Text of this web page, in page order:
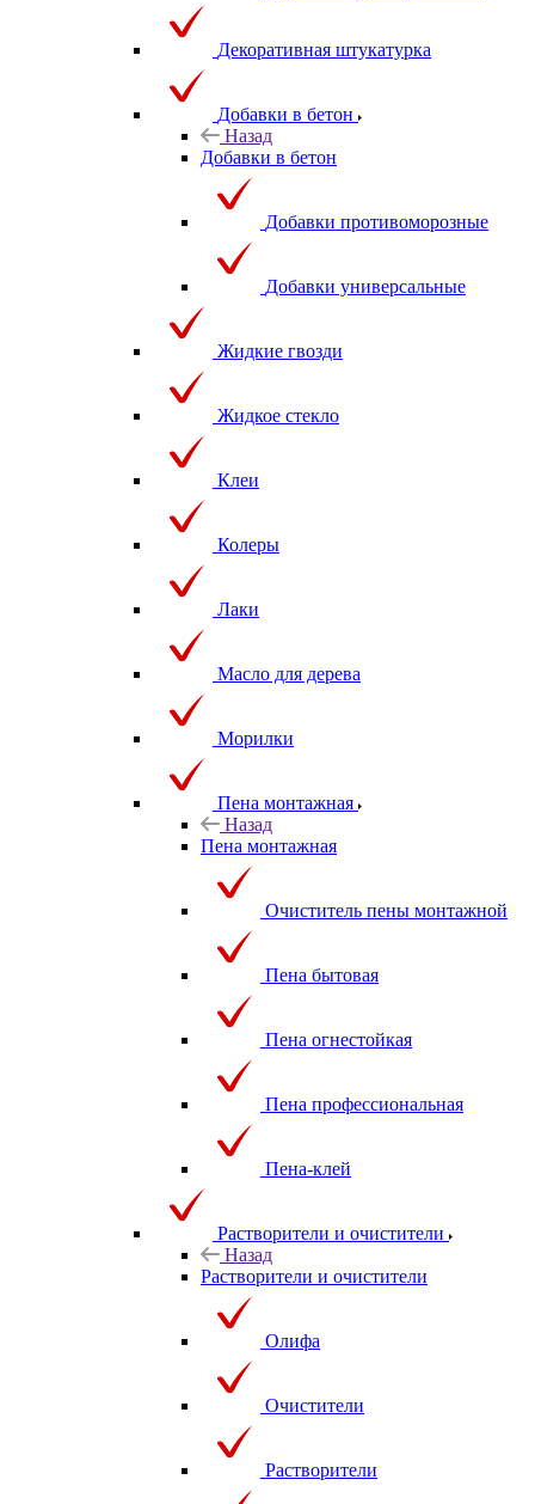
Декоративная штукатурка
Добавки в бетон
Назад
Добавки в бетон
Добавки противоморозные
Добавки универсальные
Жидкие гвозди
Жидкое стекло
Клеи
Колеры
Лаки
Масло для дерева
Морилки
Пена монтажная
Назад
Пена монтажная
Очиститель пены монтажной
Пена бытовая
Пена огнестойкая
Пена профессиональная
Пена-клей
Растворители и очистители
Назад
Растворители и очистители
Олифа
Очистители
Растворители